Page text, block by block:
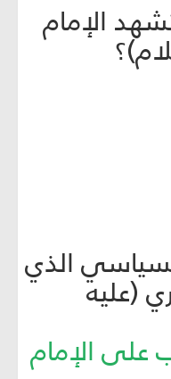
الإمام
الذي
(عليه
على الإمام